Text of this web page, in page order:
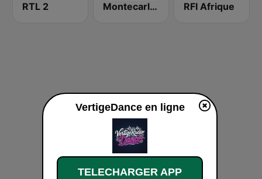
RTL 2 Montecarlo al doualiya (مونت كارلو الدولية) RFI Afrique
VertigeDance en ligne
TELECHARGER APP